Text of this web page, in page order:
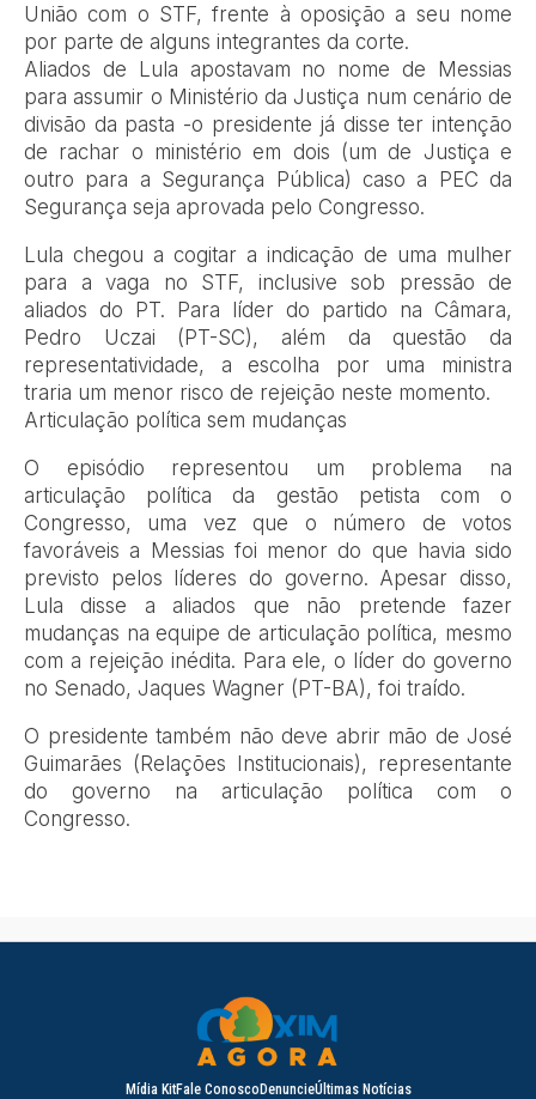
União com o STF, frente à oposição a seu nome
por parte de alguns integrantes da corte.
Aliados de Lula apostavam no nome de Messias
para assumir o Ministério da Justiça num cenário de
divisão da pasta -o presidente já disse ter intenção
de rachar o ministério em dois (um de Justiça e
outro para a Segurança Pública) caso a PEC da
Segurança seja aprovada pelo Congresso.
Lula chegou a cogitar a indicação de uma mulher
para a vaga no STF, inclusive sob pressão de
aliados do PT. Para líder do partido na Câmara,
Pedro Uczai (PT-SC), além da questão da
representatividade, a escolha por uma ministra
traria um menor risco de rejeição neste momento.
Articulação política sem mudanças
O episódio representou um problema na
articulação política da gestão petista com o
Congresso, uma vez que o número de votos
favoráveis a Messias foi menor do que havia sido
previsto pelos líderes do governo. Apesar disso,
Lula disse a aliados que não pretende fazer
mudanças na equipe de articulação política, mesmo
com a rejeição inédita. Para ele, o líder do governo
no Senado, Jaques Wagner (PT-BA), foi traído.
O presidente também não deve abrir mão de José
Guimarães (Relações Institucionais), representante
do governo na articulação política com o
Congresso.
Mídia KitFale Conosco DenuncieÚltimas Notícias